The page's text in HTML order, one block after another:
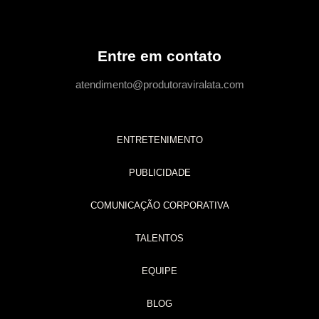
ENTRETENIMENTO
PUBLICIDADE
COMUNICAÇÃO CORPORATIVA
TALENTOS
EQUIPE
BLOG
Entre em contato
atendimento@produtoraviralata.com